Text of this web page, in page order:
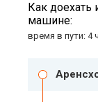
Как доехать
машине:
время в пути: 4